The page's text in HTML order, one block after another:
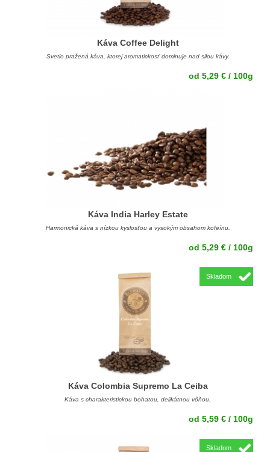
Káva Coffee Delight
Svetlo pražená káva, ktorej aromatickosť dominuje nad silou kávy.
od 5,29 € / 100g
Káva India Harley Estate
Harmonická káva s nízkou kyslosťou a vysokým obsahom kofeínu.
od 5,29 € / 100g
Skladom
Káva Colombia Supremo La Ceiba
Káva s charakteristickou bohatou, delikátnou vôňou.
od 5,59 € / 100g
Skladom